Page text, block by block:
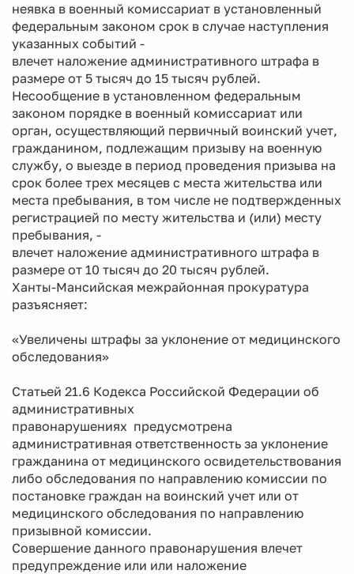
неявка в военный комиссариат в установленный
федеральным законом срок в случае наступления
указанных событий -
влечет наложение административного штрафа в
размере от 5 тысяч до 15 тысяч рублей.
Несообщение в установленном федеральным
законом порядке в военный комиссариат или
орган, осуществляющий первичный воинский учет,
гражданином, подлежащим призыву на военную
службу, о выезде в период проведения призыва на
срок более трех месяцев с места жительства или
места пребывания, в том числе не подтвержденных
регистрацией по месту жительства и (или) месту
пребывания, -
влечет наложение административного штрафа в
размере от 10 тысяч до 20 тысяч рублей.
Ханты-Мансийская межрайонная прокуратура
разъясняет:
«Увеличены штрафы за уклонение от медицинского
обследования»
Статьей 21.6 Кодекса Российской Федерации об
административных
правонарушениях предусмотрена
административная ответственность за уклонение
гражданина от медицинского освидетельствования
либо обследования по направлению комиссии по
постановке граждан на воинский учет или от
медицинского обследования по направлению
призывной комиссии.
Совершение данного правонарушения влечет
предупреждение или или наложение